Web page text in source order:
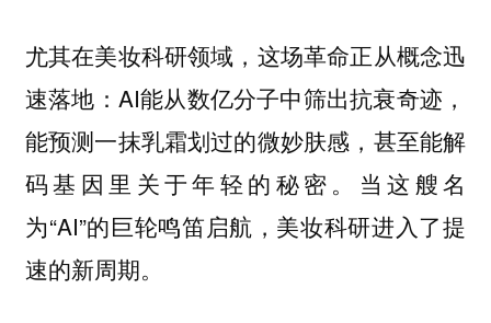
尤其在美妆科研领域，这场革命正从概念迅
速落地：AI能从数亿分子中筛出抗衰奇迹，
能预测一抹乳霜划过的微妙肤感，甚至能解
码基因里关于年轻的秘密。当这艘名
为“AI”的巨轮鸣笛启航，美妆科研进入了提
速的新周期。